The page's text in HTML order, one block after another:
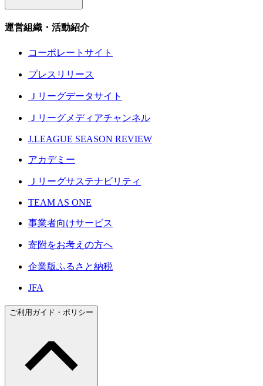
運営組織・活動紹介
コーポレートサイト
プレスリリース
Ｊリーグデータサイト
Ｊリーグメディアチャンネル
J.LEAGUE SEASON REVIEW
アカデミー
Ｊリーグサステナビリティ
TEAM AS ONE
事業者向けサービス
寄附をお考えの方へ
企業版ふるさと納税
JFA
ご利用ガイド・ポリシー